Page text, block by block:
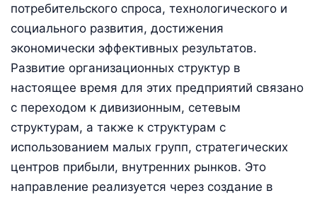
потребительского спроса, технологического и
социального развития, достижения
экономически эффективных результатов.
Развитие организационных структур в
настоящее время для этих предприятий связано
с переходом к дивизионным, сетевым
структурам, а также к структурам с
использованием малых групп, стратегических
центров прибыли, внутренних рынков. Это
направление реализуется через создание в